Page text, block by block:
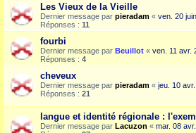
Les Vieux de la Vieille
Dernier message par pieradam « ven. 20
Réponses : 11
fourbi
Dernier message par Beuillot « ven. 11 avr.
Réponses : 4
cheveux
Dernier message par pieradam « jeu. 10
Réponses : 21
langue et identité régionale :
Dernier message par Lacuzon « mar. 08